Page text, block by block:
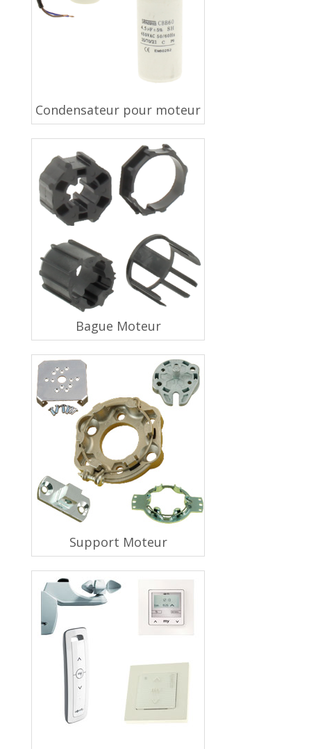
Condensateur pour moteur
Bague Moteur
Support Moteur